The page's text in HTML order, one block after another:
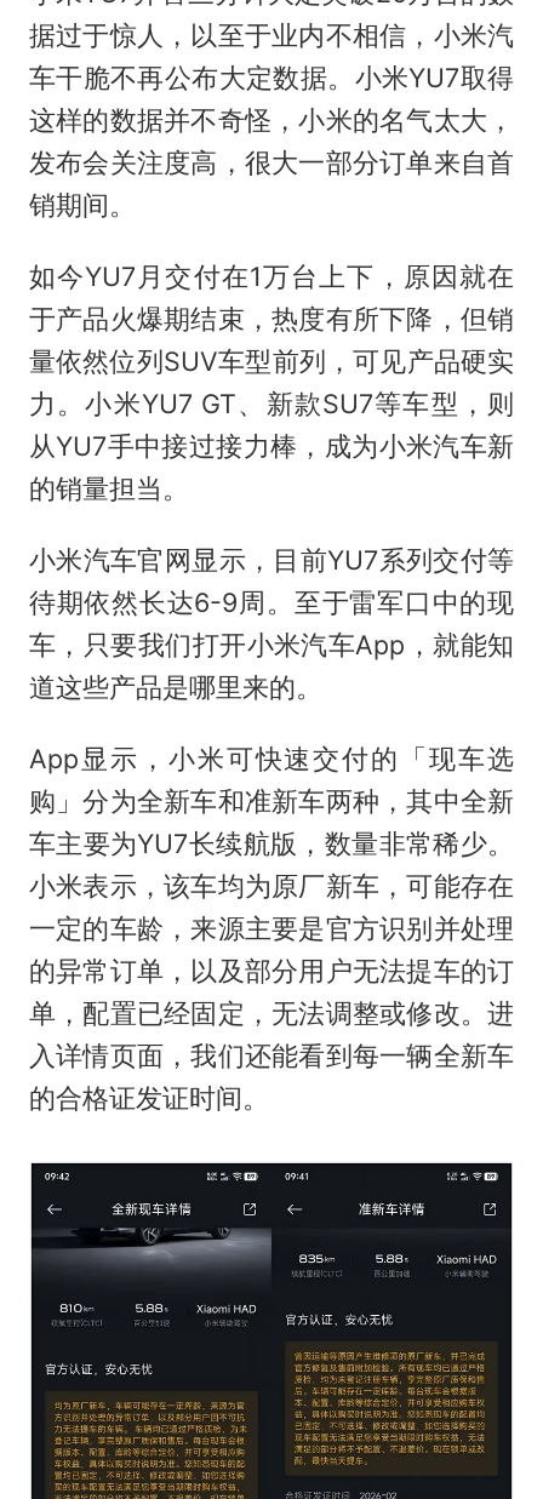
据过于惊人，以至于业内不相信，小米汽
车干脆不再公布大定数据。小米YU7取得
这样的数据并不奇怪，小米的名气太大，
发布会关注度高，很大一部分订单来自首
销期间。
如今YU7月交付在1万台上下，原因就在
于产品火爆期结束，热度有所下降，但销
量依然位列SUV车型前列，可见产品硬实
力。小米YU7 GT、新款SU7等车型，则
从YU7手中接过接力棒，成为小米汽车新
的销量担当。
小米汽车官网显示，目前YU7系列交付等
待期依然长达6-9周。至于雷军口中的现
车，只要我们打开小米汽车App，就能知
道这些产品是哪里来的。
App显示，小米可快速交付的「现车选
购」分为全新车和准新车两种，其中全新
车主要为YU7长续航版，数量非常稀少。
小米表示，该车均为原厂新车，可能存在
一定的车龄，来源主要是官方识别并处理
的异常订单，以及部分用户无法提车的订
单，配置已经固定，无法调整或修改。进
入详情页面，我们还能看到每一辆全新车
的合格证发证时间。